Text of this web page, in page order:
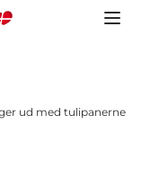
ud med tulipanerne